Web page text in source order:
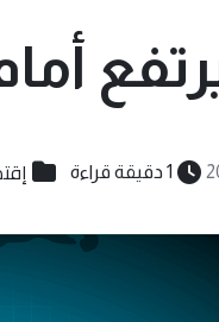
1 دقيقة قراءة